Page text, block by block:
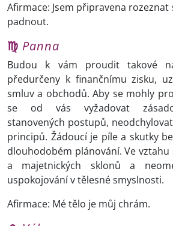
Afirmace: Jsem připravena rozeznat
padnout.
♍ Panna
Budou k vám proudit takové
předurčeny k finančnímu zisku,
smluv a obchodů. Aby se mohly
se od vás vyžadovat
stanovených postupů,
principů. Žádoucí je píle a skutky
dlouhodobém plánování. Ve
a majetnických sklonů a
uspokojování v tělesné smyslnosti.
Afirmace: Mé tělo je můj chrám.